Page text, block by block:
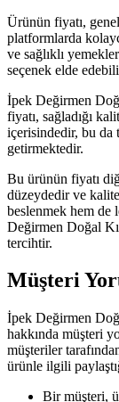
Ürünün fiyatı,
platformlarda
ve sağlıklı
seçenek elde
İpek Değirmen
fiyatı, sağladığı
içerisindedir, bu da
getirmektedir.
Bu ürünün fiyatı
düzeydedir ve
beslenmek hem de
Değirmen Doğal
tercihtir.
Müşteri
İpek Değirmen
hakkında müşteri
müşteriler
ürünle ilgili
Bir müşteri,